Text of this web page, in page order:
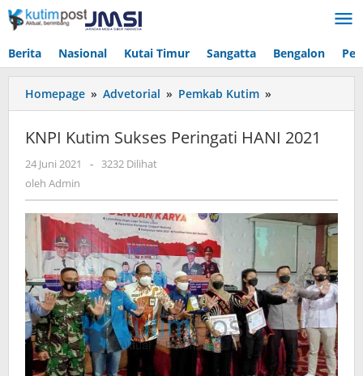
Lewati
ke
Berita Nasional Kutai Timur Sangatta Bengalon
Homepage » Advetorial » Pemkab Kutim »
Kutim
Peringati
KNPI Kutim Sukses Peringati HANI 2021
24 Juni 2021
oleh
- 3232 Dilihat
oleh Admin